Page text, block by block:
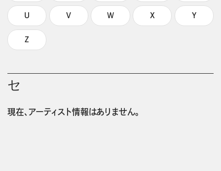
U V W X Y
Z
セ
現在、アーティスト情報はありません。